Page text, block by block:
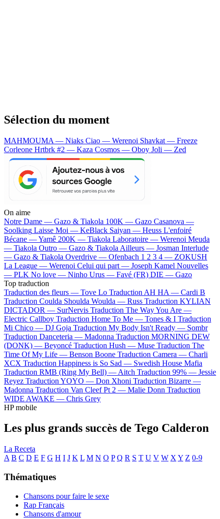
Sélection du moment
MAHMOUMA — Niaks Ciao — Werenoi Shavkat — Freeze
Corleone Hrtbrk #2 — Kaza Cosmos — Oboy Joli — Zed
On aime
Notre Dame — Gazo & Tiakola 100K — Gazo Casanova —
Soolking Laisse Moi — KeBlack Saiyan — Heuss L'enfoiré
Bécane —Yamê 200K — Tiakola Laboratoire — Werenoi Meuda
— Tiakola Outro — Gazo & Tiakola Ailleurs — Josman Interlude
— Gazo & Tiakola Overdrive — Ofenbach 1 2 3 4 — ZOKUSH
La League — Werenoi Celui qui part — Joseph Kamel Nouvelles
— PLK No love — Ninho Urus — Favé (FR) DIE — Gazo
Top traduction
Traduction des fleurs — Tove Lo Traduction AH HA — Cardi B
Traduction Coulda Shoulda Woulda — Russ Traduction KYLIAN
DICTADOR — SurNervis Traduction The Way You Are —
Electric Callboy Traduction Home To Me — Tones & I Traduction
Mi Chico — DJ Goja Traduction My Body Isn't Ready — Sombr
Traduction Danceteria — Madonna Traduction MORNING DEW
(DONK) — Beyoncé Traduction Hush — Muse Traduction The
Time Of My Life — Benson Boone Traduction Camera — Charli
XCX Traduction Happiness is So Sad — Swedish House Mafia
Traduction RMB (Ring My Bell) — Aitch Traduction 99% — Jessie
Reyez Traduction YOYO — Don Xhoni Traduction Bizarre —
Madonna Traduction Van Cleef Pt 2 — Malie Donn Traduction
WIDE AWAKE — Chris Grey
HP mobile
Les plus grands succès de Tego Calderon
La Receta
A B C D E F G H I J K L M N O P Q R S T U V W X Y Z 0-9
Thématiques
Chansons pour faire le sexe
Rap Français
Chansons d'amour